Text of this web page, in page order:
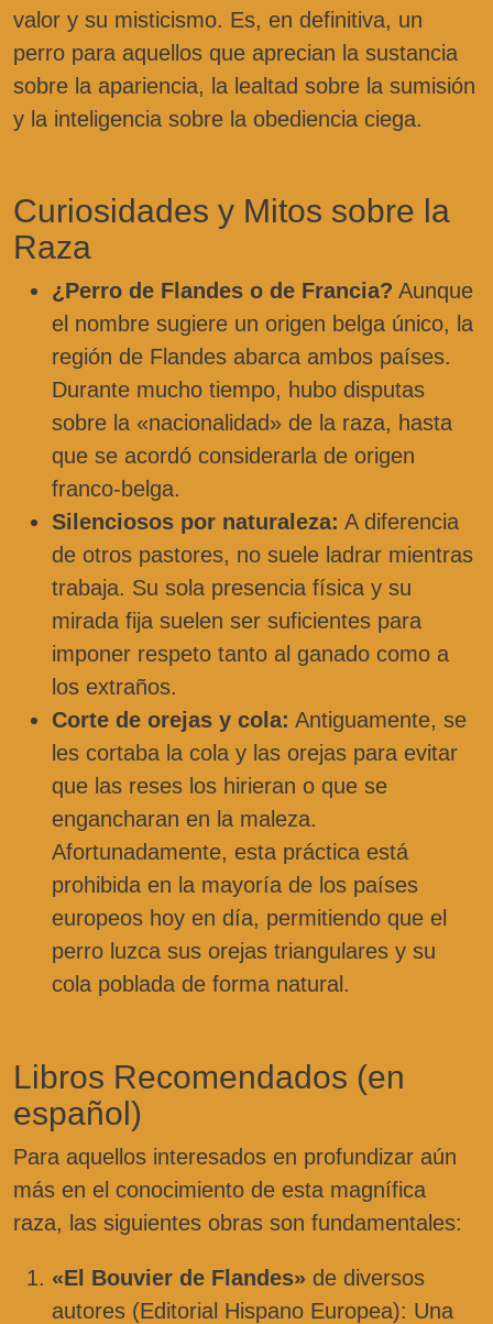
valor y su misticismo. Es, en definitiva, un
perro para aquellos que aprecian la sustancia
sobre la apariencia, la lealtad sobre la sumisión
y la inteligencia sobre la obediencia ciega.
Curiosidades y Mitos sobre la
Raza
¿Perro de Flandes o de Francia? Aunque
el nombre sugiere un origen belga único, la
región de Flandes abarca ambos países.
Durante mucho tiempo, hubo disputas
sobre la «nacionalidad» de la raza, hasta
que se acordó considerarla de origen
franco-belga.
Silenciosos por naturaleza: A diferencia
de otros pastores, no suele ladrar mientras
trabaja. Su sola presencia física y su
mirada fija suelen ser suficientes para
imponer respeto tanto al ganado como a
los extraños.
Corte de orejas y cola: Antiguamente, se
les cortaba la cola y las orejas para evitar
que las reses los hirieran o que se
engancharan en la maleza.
Afortunadamente, esta práctica está
prohibida en la mayoría de los países
europeos hoy en día, permitiendo que el
perro luzca sus orejas triangulares y su
cola poblada de forma natural.
Libros Recomendados (en
español)
Para aquellos interesados en profundizar aún
más en el conocimiento de esta magnífica
raza, las siguientes obras son fundamentales:
«El Bouvier de Flandes» de diversos
autores (Editorial Hispano Europea): Una